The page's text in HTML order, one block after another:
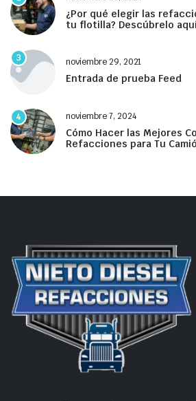
¿Por qué elegir las
tu flotilla? Descúbrelo
3 noviembre 29, 2021
Entrada de prueba Feed
4 noviembre 7, 2024
Cómo Hacer las Mejores
Refacciones para Tu